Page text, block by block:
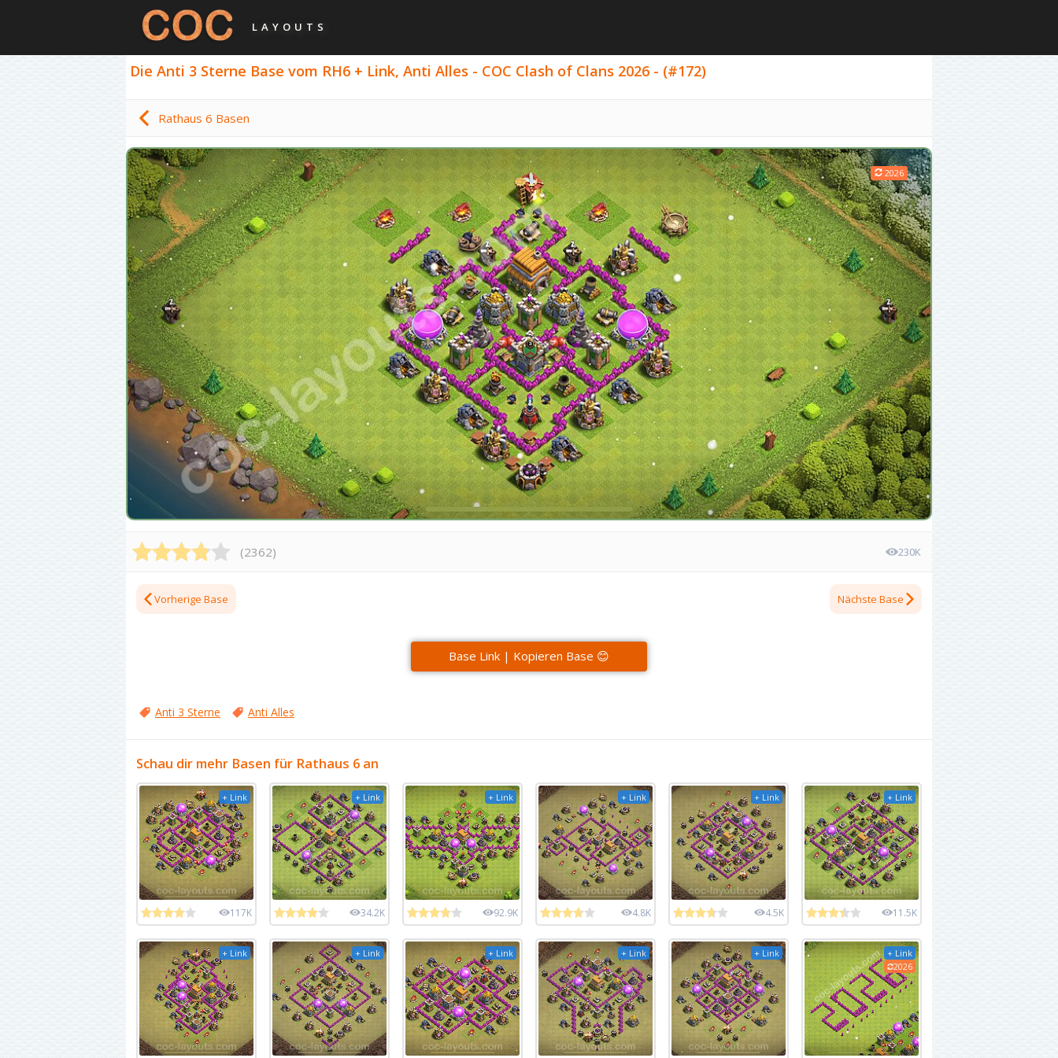
LAYOUTS
Die Anti 3 Sterne Base vom RH6 + Link, Anti Alles - COC Clash of Clans 2026 - (#172)
Rathaus 6 Basen
2026
(2362) 230K
Vorherige Base Nächste Base
Base Link | Kopieren Base 😊
Anti 3 Sterne Anti Alles
Schau dir mehr Basen für Rathaus 6 an
+ Link
117K
+ Link
34.2K
+ Link
92.9K
+ Link
4.8K
+ Link
4.5K
+ Link
11.5K
+ Link + Link + Link + Link + Link
+ Link
2026